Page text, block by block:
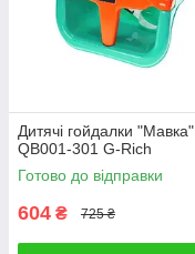
Дитячі гойдалки "Мавка"
QB001-301 G-Rich
Готово до відправки
604 ₴ 725 ₴